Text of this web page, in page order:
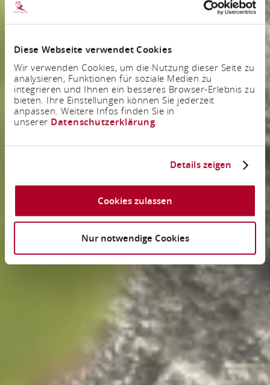
Diese Webseite verwendet Cookies
Wir verwenden Cookies, um die Nutzung dieser Seite zu
analysieren, Funktionen für soziale Medien zu
integrieren und Ihnen ein besseres Browser-Erlebnis zu
bieten. Ihre Einstellungen können Sie jederzeit
anpassen. Weitere Infos finden Sie in
unserer Datenschutzerklärung.
Details zeigen
Cookies zulassen
Nur notwendige Cookies